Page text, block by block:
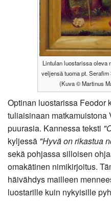
Lintulan luostarissa oleva
veljensä tuoma pt.
(Kuva © Martinus
Optinan luostarissa Feodor
tuliaisinaan matkamuistona
puurasia. Kannessa teksti
kyljessä "Hyvä on rikastua
sekä pohjassa silloisen
omakätinen nimikirjoitus.
häivähdys mailleen
luostarille kuin nykyisille